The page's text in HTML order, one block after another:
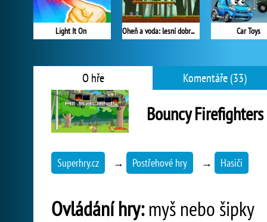
Light It On Oheň a voda: lesní dobrodružství Car Toys
O hře Komentáře (33)
Bouncy Firefighters
Superhry.cz → Postřehové hry → Hasiči
Ovládání hry:myš nebo šipky